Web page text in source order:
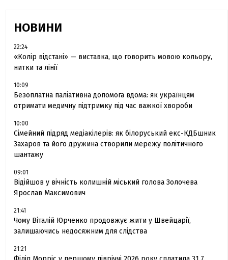
НОВИНИ
22:24
«Колір відстані» — виставка, що говорить мовою кольору,
нитки та лінії
10:09
Безоплатна паліативна допомога вдома: як українцям
отримати медичну підтримку під час важкої хвороби
10:00
Сімейний підряд медіакілерів: як білоруський екс-КДБшник
Захаров та його дружина створили мережу політичного
шантажу
09:01
Відійшов у вічність колишній міський голова Золочева
Ярослав Максимович
21:41
Чому Віталій Юрченко продовжує жити у Швейцарії,
залишаючись недосяжним для слідства
21:21